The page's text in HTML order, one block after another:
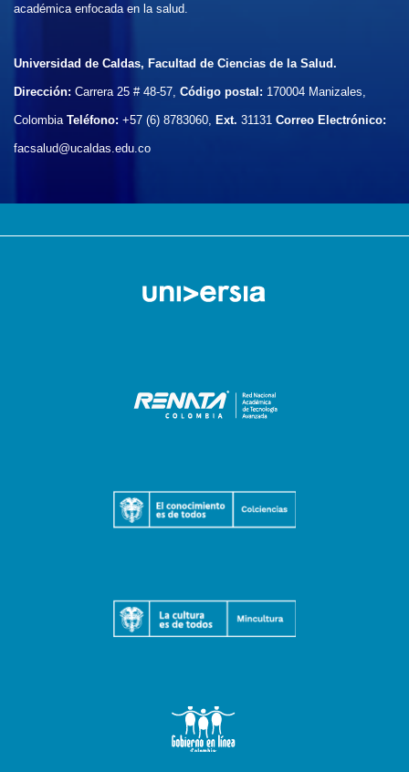
académica enfocada en la salud.
Universidad de Caldas, Facultad de Ciencias de la Salud.
Dirección: Carrera 25 # 48-57, Código postal: 170004 Manizales,
Colombia Teléfono: +57 (6) 8783060, Ext. 31131 Correo Electrónico:
facsalud@ucaldas.edu.co